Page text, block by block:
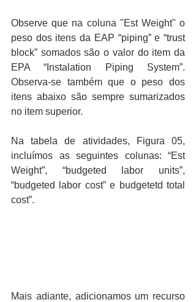
Observe que na coluna "Est Weight" o
peso dos itens da EAP “piping” e “trust
block” somados são o valor do item da
EPA “Instalation Piping System”.
Observa-se também que o peso dos
itens abaixo são sempre sumarizados
no item superior.
Na tabela de atividades, Figura 05,
incluímos as seguintes colunas: “Est
Weight”, “budgeted labor units”,
“budgeted labor cost” e budgetetd total
cost”.
Mais adiante, adicionamos um recurso